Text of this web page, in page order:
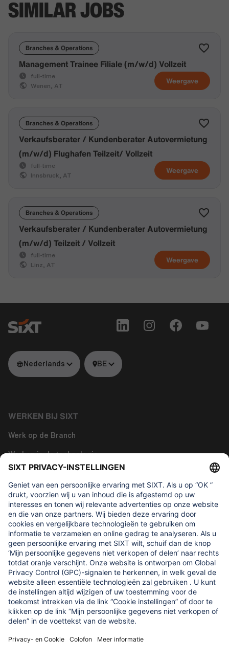
SIMILAR JOBS
Branches & Operations
Weergave
Management Trainee Filiale (m/w/d) Vollzeit
full-time
Wenen, AT
Branches & Operations
Weergave
Verkaufsberater / Kundenberater Autovermietung
(m/w/d) Flughafen Teilzeit/ Vollzeit
full-time
Innsbruck, AT
Branches & Operations
Weergave
Verkaufsberater / Kundenberater Autovermietung
(m/w/d) Teilzeit / Vollzeit
full-time
Linz, AT
Nederlands BE
WERKEN BIJ SIXT
Werk op de Branch
Werken in de technologie
WAAR WE OM GEVEN
Regine SIXT Children’s Aid Foundation
ONZE PRODUCTEN
SIXT Rent
SIXT Share
SIXT Ride
SIXT+